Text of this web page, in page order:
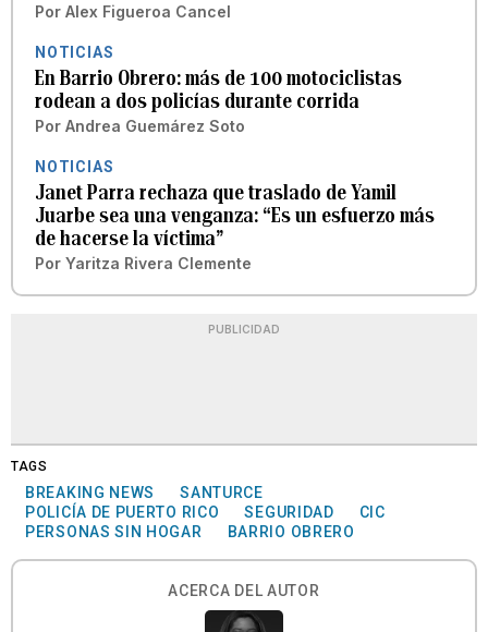
Por Alex Figueroa Cancel
NOTICIAS
En Barrio Obrero: más de 100 motociclistas
rodean a dos policías durante corrida
Por Andrea Guemárez Soto
NOTICIAS
Janet Parra rechaza que traslado de Yamil
Juarbe sea una venganza: “Es un esfuerzo más
de hacerse la víctima”
Por Yaritza Rivera Clemente
PUBLICIDAD
TAGS
BREAKING NEWS
SANTURCE
POLICÍA DE PUERTO RICO
SEGURIDAD
CIC
PERSONAS SIN HOGAR
BARRIO OBRERO
ACERCA DEL AUTOR